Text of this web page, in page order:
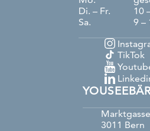
Di. – Fr.
10
Sa.
9 –
TikTok
3011 Bern